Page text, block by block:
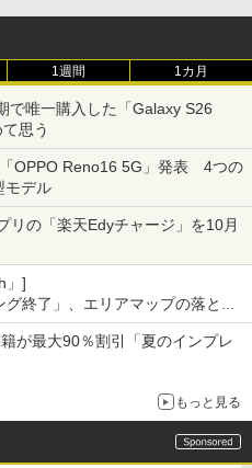
1週間 1カ月
で唯一購入した「Galaxy S26
思う
OPPO Reno16 5G」発表 4つの
モデル
リの「楽天Edyチャージ」を10月
」]
終了」、エリアマップの落とし
が最大90％割引「夏のインプレ
もっと見る